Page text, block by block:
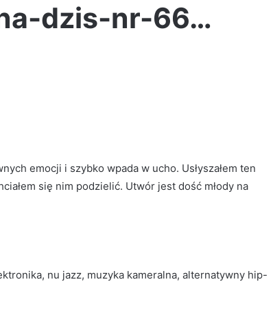
dzis-nr-66…
emocji i szybko wpada w ucho. Usłyszałem ten
się nim podzielić. Utwór jest dość młody na
nu jazz, muzyka kameralna, alternatywny hip-
TEDE – ERMAXXY / prod. Yottsu [LIVE
VIDEO]